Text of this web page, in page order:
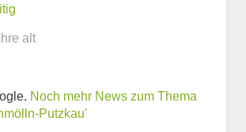
Adresse
alt
Noch mehr News zum Thema
Putzkau'